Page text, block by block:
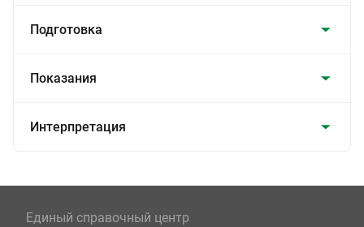
Подготовка
Показания
Интерпретация
Единый справочный центр